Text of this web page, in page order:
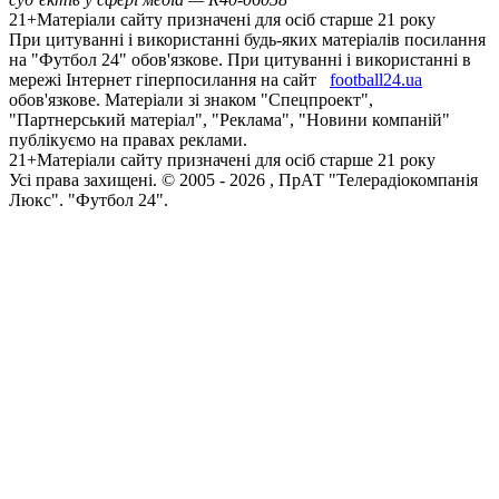
21+Матеріали сайту призначені для осіб старше 21 року
При цитуванні і використанні будь-яких матеріалів посилання
на "Футбол 24" обов'язкове. При цитуванні і використанні в
мережі Інтернет гіперпосилання на сайт
football24.ua
обов'язкове. Матеріали зі знаком "Спецпроект",
"Партнерський матеріал", "Реклама", "Новини компаній"
публікуємо на правах реклами.
21+Матеріали сайту призначені для осіб старше 21 року
Усi права захищенi. © 2005 - 2026 , ПрАТ "Телерадіокомпанія
Люкс". "Футбол 24".